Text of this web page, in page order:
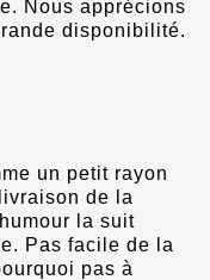
Nous apprécions
disponibilité.
un petit rayon
de la
la suit
Pas facile de la
pas à